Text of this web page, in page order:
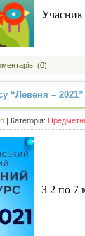
Учасник
(0)
“Левеня – 2021”
| Категорія:
З 2 по 7